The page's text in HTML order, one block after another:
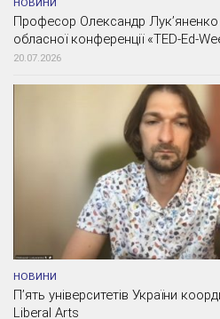
НОВИНИ
Професор Олександр
обласної конференції «TED-Ed-
20.07.2026
НОВИНИ
П’ять університетів України
Liberal Arts